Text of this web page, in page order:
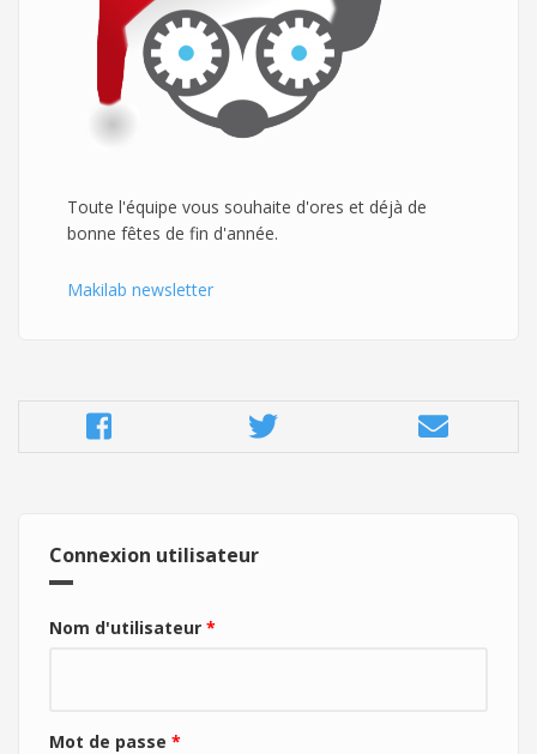
Toute l'équipe vous souhaite d'ores et déjà de
bonne fêtes de fin d'année.
Makilab newsletter
Connexion utilisateur
Nom d'utilisateur *
Mot de passe *